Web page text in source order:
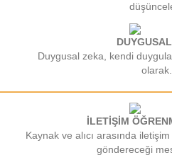
Duygusal zeka, kendi
İLETİŞİM
Kaynak ve alıcı arasında
göndereceği